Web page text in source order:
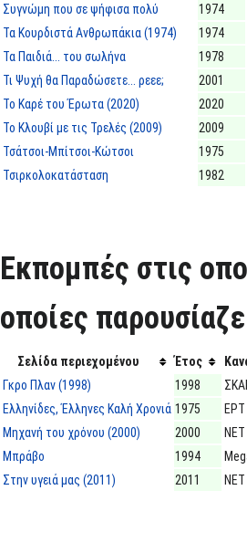
Συγνώμη που σε ψήφισα πολύ
1974
Τα Κουρδιστά Ανθρωπάκια (1974)
1974
Τα Παιδιά... του σωλήνα
1978
Τι Ψυχή θα Παραδώσετε... ρεεε;
2001
Το Καρέ του Έρωτα (2020)
2020
Το Κλουβί με τις Τρελές (2009)
2009
Τσάτσοι-Μπίτσοι-Κώτσοι
1975
Τσιρκολοκατάσταση
1982
Εκπομπές στις
οποίες
Σελίδα περιεχομένου Έτος
Γκρο Πλαν (1998)
1998
ΣΚΑΙ
Ελληνίδες, Έλληνες Καλή Χρονιά 1975
ΕΡΤ
Μηχανή του χρόνου (2000)
2000
ΝΕΤ
Μπράβο
1994
Στην υγειά μας (2011)
2011 ΝΕΤ